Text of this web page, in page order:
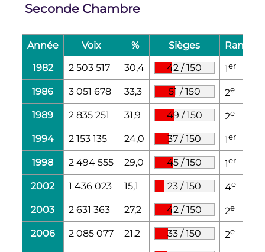
Seconde Chambre
Année Voix % Sièges Rang
1982
2 503 517 30,4 42 / 150 1er
1986 3 051 678 33,3 51 / 150 2e
1989 2 835 251 31,9 49 / 150 2e
1994 2 153 135 24,0 37 / 150 1er
1998 2 494 555 29,0 45 / 150 1er
2002 1 436 023 15,1 23 / 150 4e
2003 2 631 363 27,2 42 / 150 2e
2006 2 085 077 21,2 33 / 150 2e